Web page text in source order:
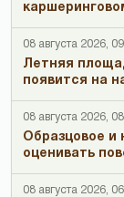
08 августа 2026,
Летняя
появится на
08 августа 2026,
Образцовое и
оценивать
08 августа 2026,